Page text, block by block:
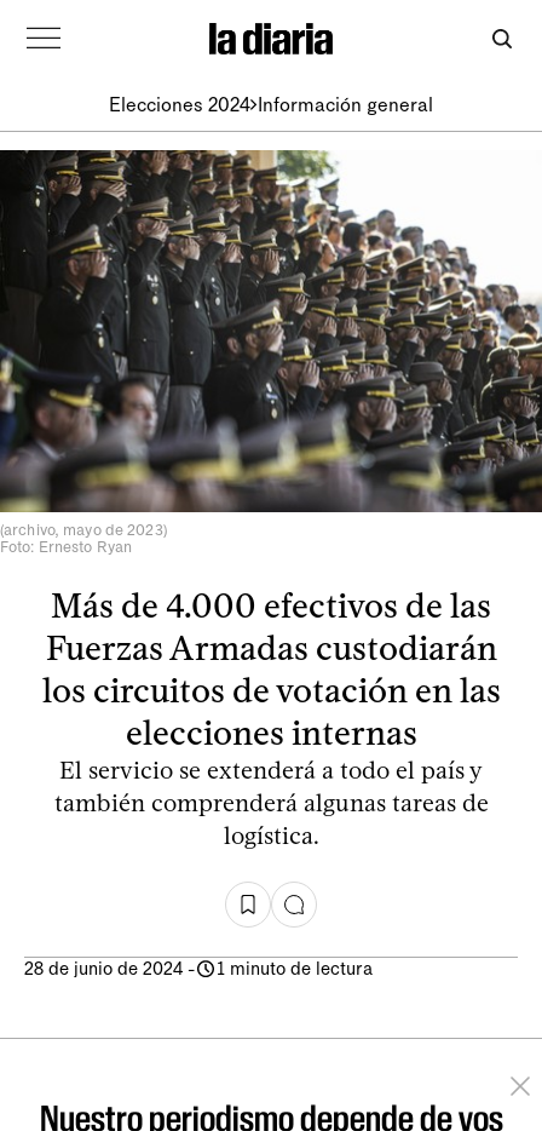
Elecciones 2024 Información general
(archivo, mayo de 2023)
Foto: Ernesto Ryan
Más de 4.000 efectivos de las
Fuerzas Armadas custodiarán
los circuitos de votación en las
elecciones internas
El servicio se extenderá a todo el país y
también comprenderá algunas tareas de
logística.
28 de junio de 2024 - 1 minuto de lectura
Nuestro periodismo depende de vos